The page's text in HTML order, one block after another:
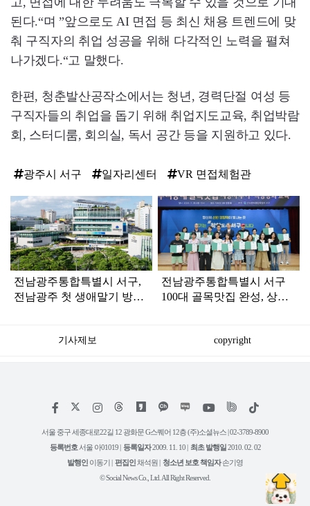
된다.“며 ”앞으로도 AI 면접 등 최신 채용 트렌드에 맞
춰 구직자의 취업 성공을 위해 다각적인 노력을 펼쳐
나가겠다.“고 말했다.
한편, 청춘발산공작소에서는 청년, 경력단절 여성 등
구직자들의 취업을 돕기 위해 취업지도교육, 취업박람
회, 스터디룸, 회의실, 독서 공간 등을 지원하고 있다.
광주시 서구 일자리센터 VR 면접체험관
탑
라
인
전남광주통합특별시 서구,
전남광주 첫 생애말기 방문
전남광주통합특별시 서구
100대 골목맛집 완성, 상권
기사제보 copyright
페
스
인
타
램
위
트
유
튜
틱
서울 중구 세종대로22길 12 광화문 G스퀘어 12층 (주)소셜뉴스 | 02-3789-8900
등록번호 서울 아01019 | 등록일자2009. 11. 10 | 최초 발행일2010. 02. 02
발행인 이동기 | 편집인채석원 | 청소년 보호 책임자손기영
© Social News Co., Ltd. All Right Reserved.